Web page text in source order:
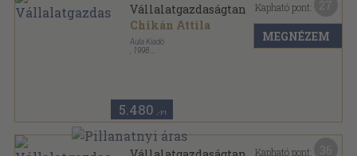
Vállalatgazdaságtan
Chikán Attila
Aula Kiadó
1998
5.480 ,-Ft
Kapható pont:
MEGNÉZEM
Kapható pont: